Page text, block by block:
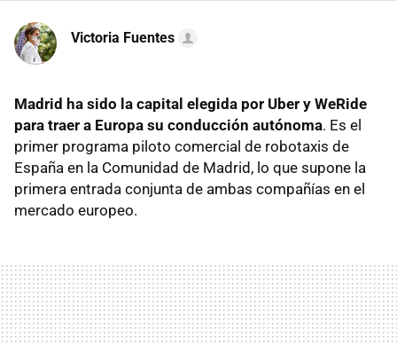
Victoria Fuentes
Madrid ha sido la capital elegida por Uber y WeRide
para traer a Europa su conducción autónoma. Es el
primer programa piloto comercial de robotaxis de
España en la Comunidad de Madrid, lo que supone la
primera entrada conjunta de ambas compañías en el
mercado europeo.